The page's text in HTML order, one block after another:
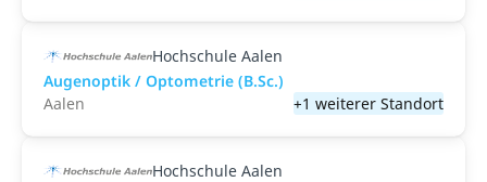
Hochschule Aalen
Augenoptik / Optometrie (B.Sc.)
Aalen
+1 weiterer Standort
Hochschule Aalen